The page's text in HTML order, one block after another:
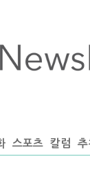
스포츠 칼럼 추